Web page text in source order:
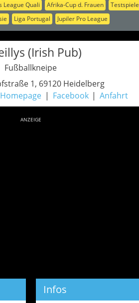
League Quali Afrika-Cup d. Frauen Testspiele
Liga Portugal Jupiler Pro League
(Irish Pub)
Fußballkneipe
1, 69120 Heidelberg
Homepage Facebook Anfahrt
ANZEIGE
Infos